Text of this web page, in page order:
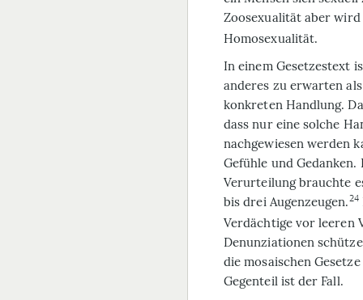
Zoosexualität aber
Homosexualität.
In einem Gesetzestext
anderes zu erwarten
konkreten Handlung.
dass nur eine solche
nachgewiesen werden
Gefühle und Gedanken.
Verurteilung brauchte
bis drei Augenzeugen. 24
Verdächtige vor leeren
Denunziationen
die mosaischen
Gegenteil ist der Fall.